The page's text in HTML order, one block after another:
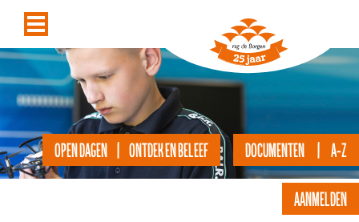
DOCUMENTEN | A-Z
OPEN DAGEN | ONTDEK EN BELEEF
AANMELDEN